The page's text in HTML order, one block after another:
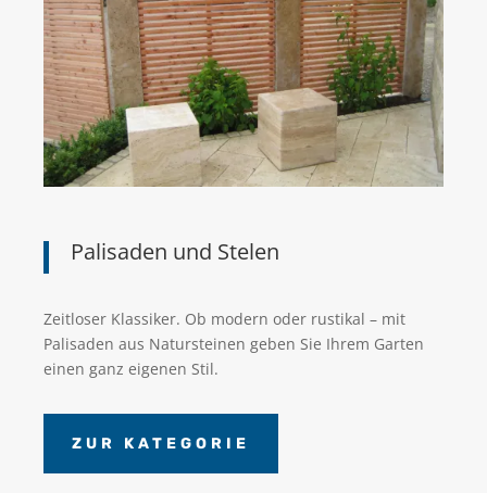
Palisaden und Stelen
Zeitloser Klassiker. Ob modern oder rustikal – mit
Palisaden aus Natursteinen geben Sie Ihrem Garten
einen ganz eigenen Stil.
ZUR KATEGORIE